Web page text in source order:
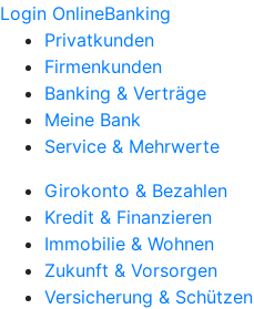
Login OnlineBanking
Privatkunden
Firmenkunden
Banking & Verträge
Meine Bank
Service & Mehrwerte
Girokonto & Bezahlen
Kredit & Finanzieren
Immobilie & Wohnen
Zukunft & Vorsorgen
Versicherung & Schützen